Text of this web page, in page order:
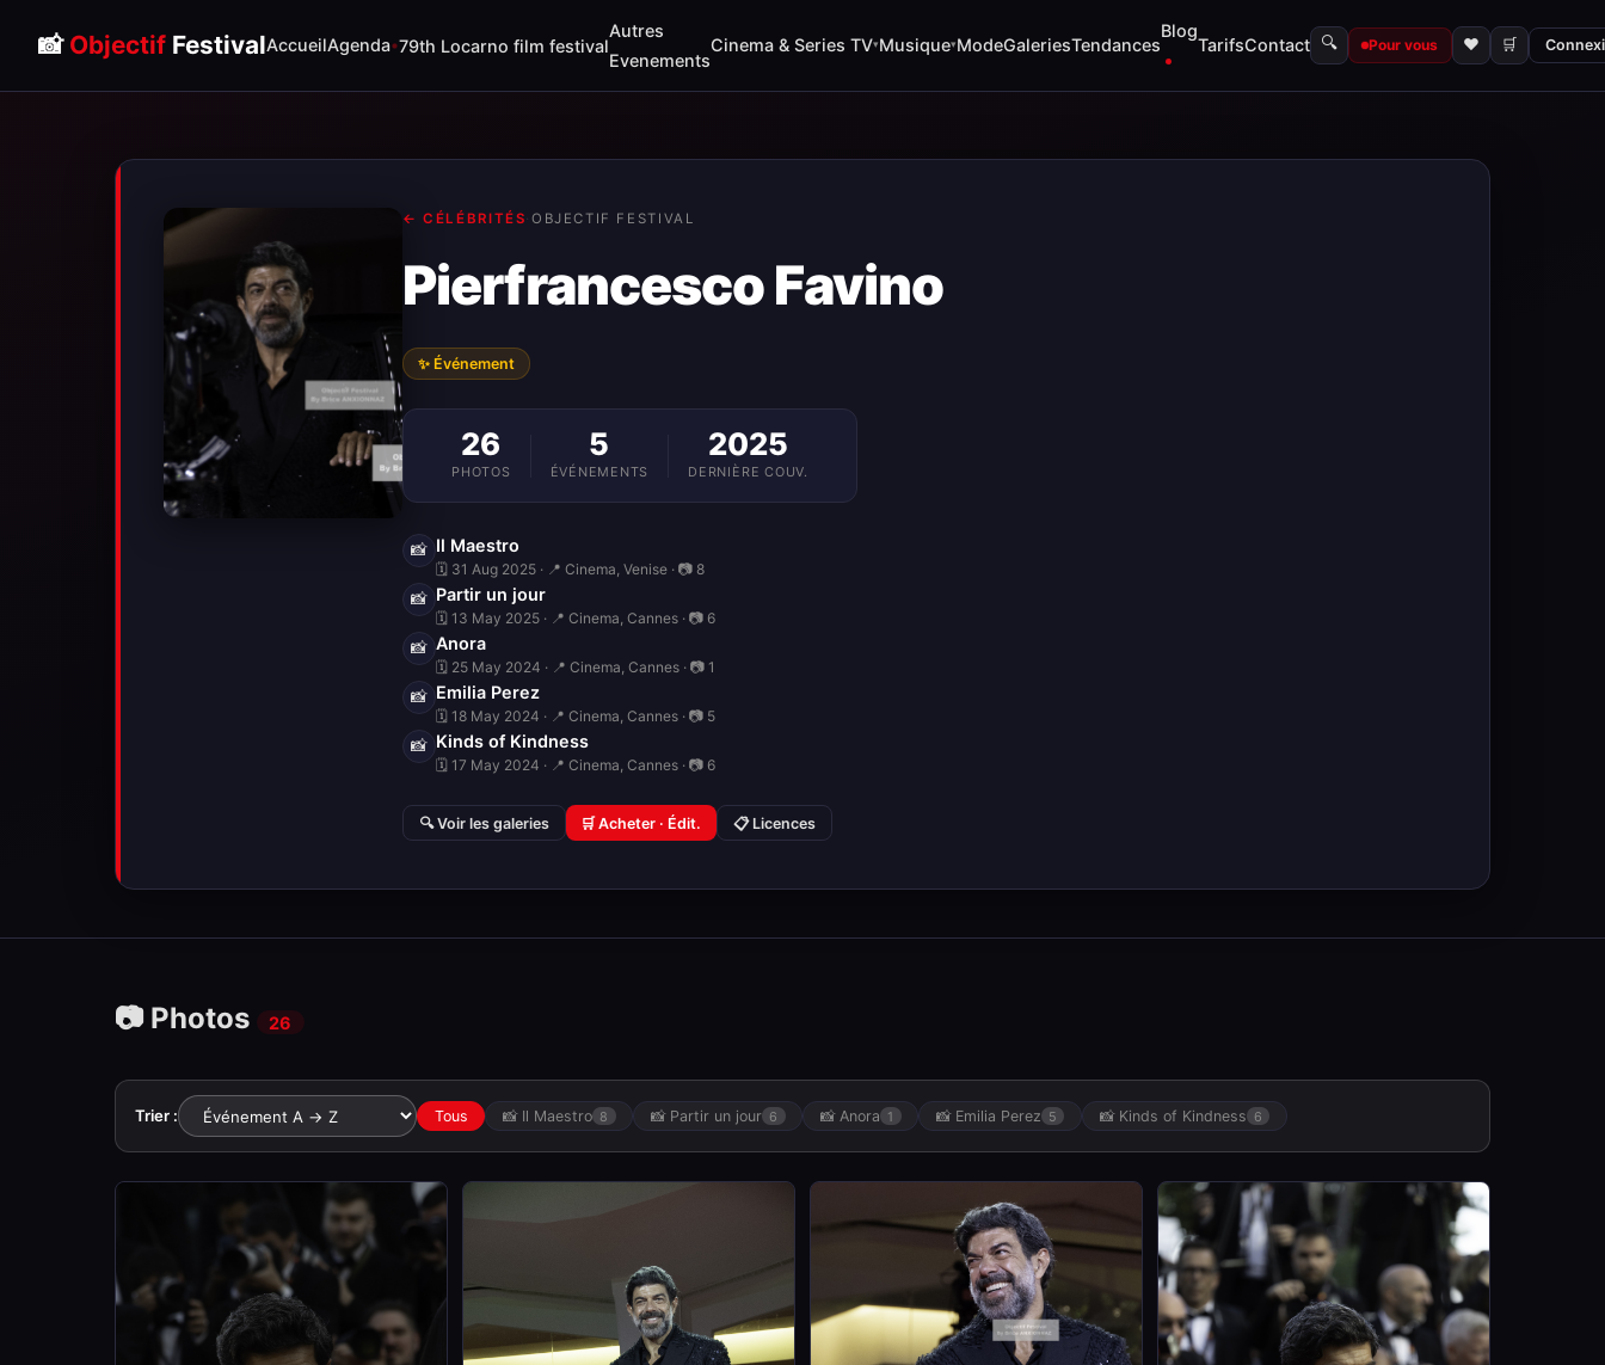
📸 Objectif FestivalAccueilAgenda 79th Locarno film festival
Autres
Evenements
Cinema & Series TV▾Musique▾ModeGaleriesTendances
Blog
TarifsContact 🔍 Pour vous ♥ 🛒
← CÉLÉBRITÉS· OBJECTIF FESTIVAL
Pierfrancesco Favino
✨ Événement
26
PHOTOS
5
ÉVÉNEMENTS
2025
DERNIÈRE COUV.
📸 Il Maestro
🗓 31 Aug 2025 · 📍 Cinema, Venise · 📷 8
📸 Partir un jour
🗓 13 May 2025 · 📍 Cinema, Cannes · 📷 6
📸 Anora
🗓 25 May 2024 · 📍 Cinema, Cannes · 📷 1
📸 Emilia Perez
🗓 18 May 2024 · 📍 Cinema, Cannes · 📷 5
📸 Kinds of Kindness
🗓 17 May 2024 · 📍 Cinema, Cannes · 📷 6
🔍 Voir les galeries 🛒 Acheter · Édit. 📋 Licences
📷 Photos 26
Trier : Tous 📸 Il Maestro 8 📸 Partir un jour 6 📸 Anora 1 📸 Emilia Perez 5 📸 Kinds of Kindness 6